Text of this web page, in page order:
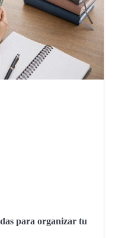
para organizar tu